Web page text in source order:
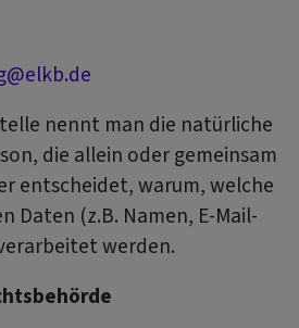
nennt man die natürliche
die allein oder gemeinsam
entscheidet, warum, welche
Daten (z.B. Namen, E-Mail-
werden.